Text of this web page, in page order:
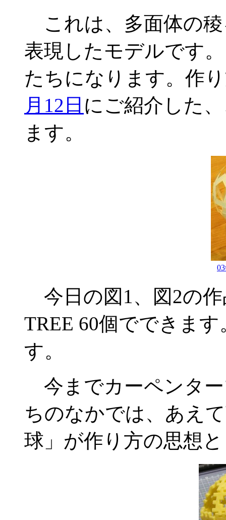
これは、多面体の稜
表現したモデルです
たちになります。作
月12日 にご紹介した
ます。
今日の図1、図2の作
TREE 60個でできま
す。
今までカーペンタ
ちのなかでは、あえ
球」が作り方の思想